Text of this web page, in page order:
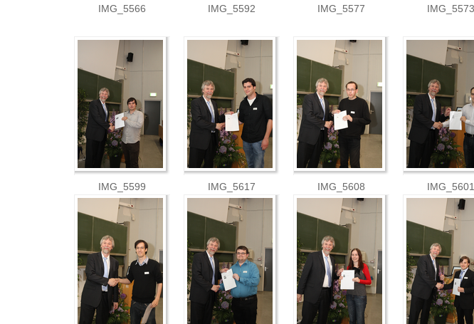
IMG_5566 IMG_5592 IMG_5577 IMG_5573
IMG_5599 IMG_5617 IMG_5608 IMG_5601